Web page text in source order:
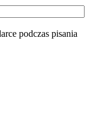
podczas pisania